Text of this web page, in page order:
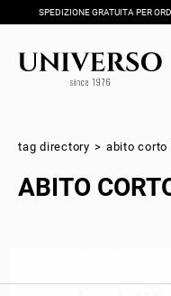
SPEDIZIONE GRATUITA PER
tag directory > abito corto
ABITO